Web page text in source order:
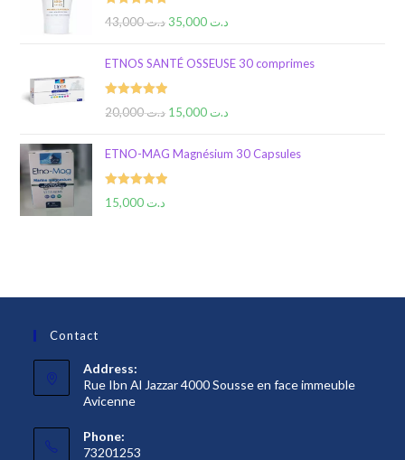
Rated 5.00د.ت43,000 د.ت
ETNOS SANTÉ OSSEUSE 30 comprimes
Rated 5.00د.ت20,000 د.ت
ETNO-MAG Magnésium 30 Capsules
Rated 5.00د.ت
Contact
Address:
Rue Ibn Al Jazzar 4000 Sousse en face immeuble
Avicenne
Phone:
73201253